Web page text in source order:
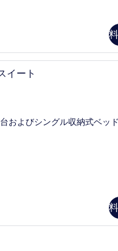
ツ、高級寝具、ミニバー
エグゼクティブ ス
イート
およびシングル収納式ベッ
のシーツ、高級寝具、ミニバー